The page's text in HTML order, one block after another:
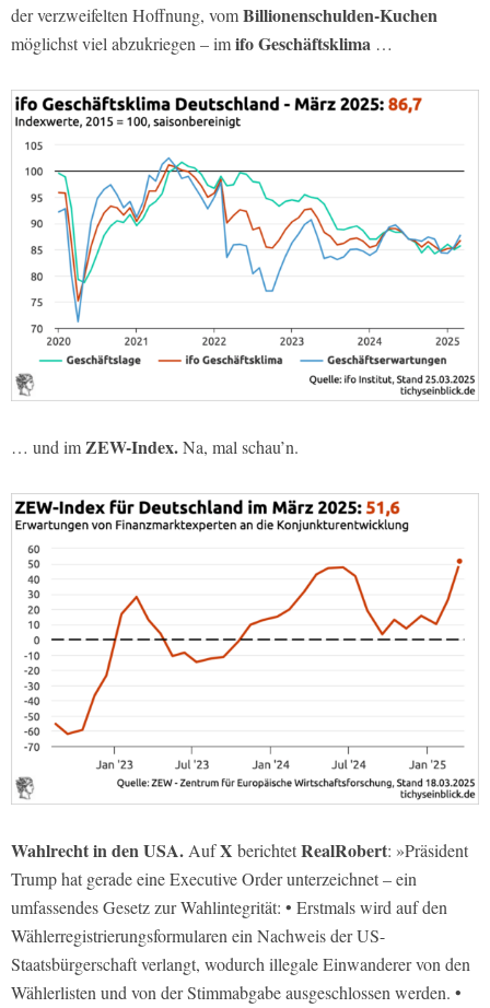
der verzweifelten Hoffnung, vomBillionenschulden-Kuchen
möglichst viel abzukriegen – imifo Geschäftsklima …
… und imZEW-Index.Na, mal schau’n.
Wahlrecht in den USA.AufX berichtetRealRobert: »Präsident
Trump hat gerade eine Executive Order unterzeichnet – ein
umfassendes Gesetz zur Wahlintegrität: • Erstmals wird auf den
Wählerregistrierungsformularen ein Nachweis der US-
Staatsbürgerschaft verlangt, wodurch illegale Einwanderer von den
Wählerlisten und von der Stimmabgabe ausgeschlossen werden. •